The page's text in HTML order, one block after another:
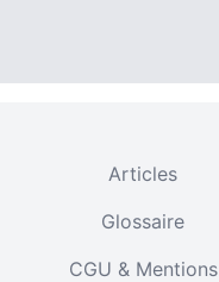
Articles
Glossaire
CGU & Mentions